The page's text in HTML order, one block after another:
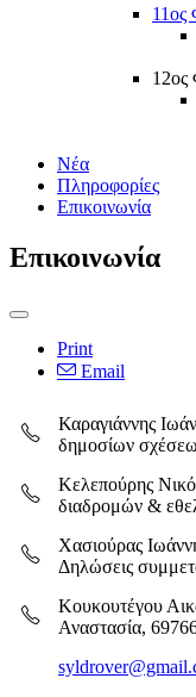
11ος
12ος
Νέα
Πληροφορίες
Επικοινωνία
Επικοινωνία
Print
Email
Καραγιάννης
δημοσίων
Κελεπούρης
διαδρομών &
Χασιούρας
Δηλώσεις
Κουκουτέγου
Αναστασία,